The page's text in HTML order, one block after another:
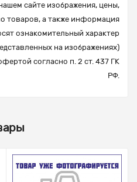
сайте изображения, цены,
товаров, а также информация
ознакомительный характер
на изображениях)
согласно п. 2 ст. 437 ГК
РФ.